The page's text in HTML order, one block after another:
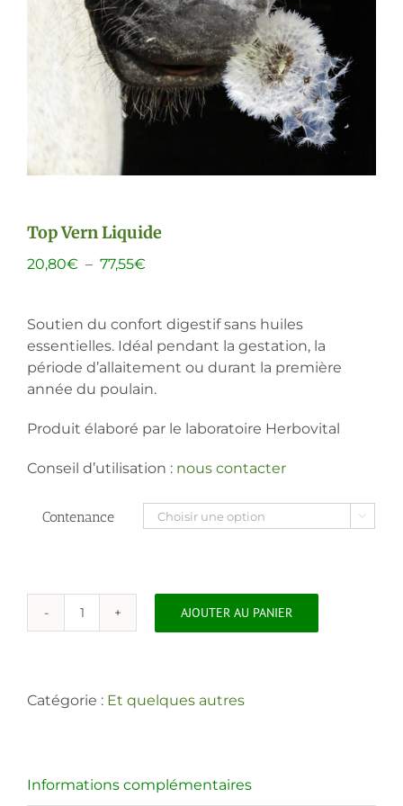
Top Vern Liquide
20,80€ – 77,55€
20,80€
à
77,55€
Soutien du confort digestif sans huiles
essentielles. Idéal pendant la gestation, la
période d’allaitement ou durant la première
année du poulain.
Produit élaboré par le laboratoire Herbovital
Conseil d’utilisation : nous contacter
Contenance 
quantité
Liquide
AJOUTER AU PANIER
Catégorie : Et quelques autres
Informations complémentaires